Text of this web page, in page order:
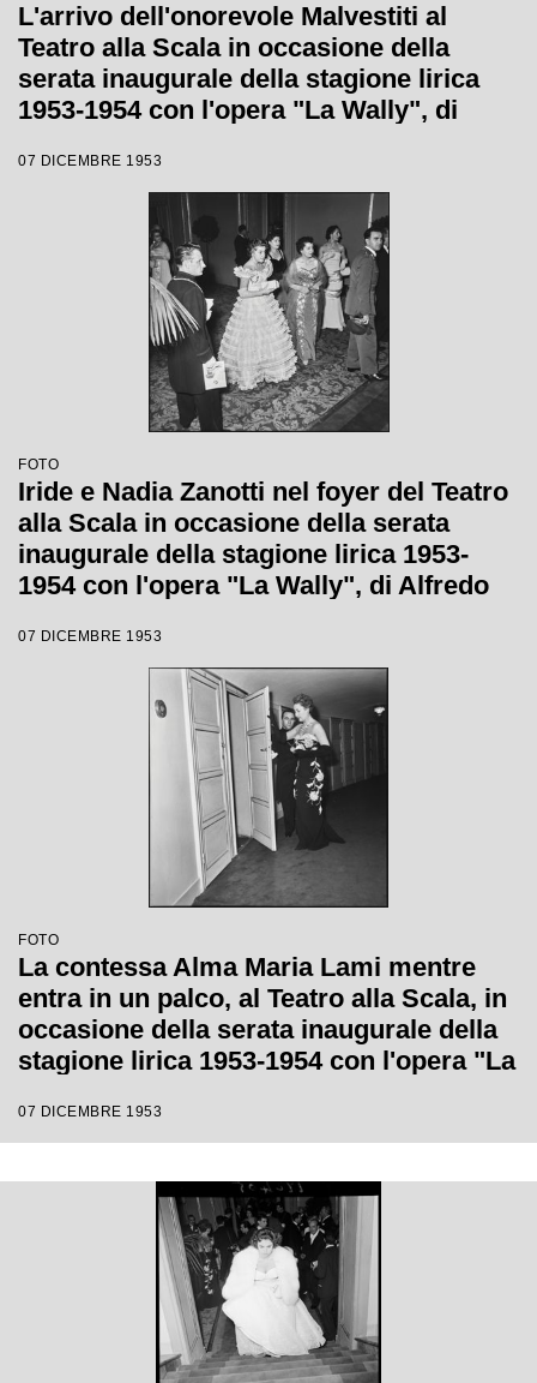
L'arrivo dell'onorevole Malvestiti al
Teatro alla Scala in occasione della
serata inaugurale della stagione lirica
1953-1954 con l'opera "La Wally", di
Giulini, con la regia di Tatiana Pavlova
07 DICEMBRE 1953
FOTO
Iride e Nadia Zanotti nel foyer del Teatro
alla Scala in occasione della serata
inaugurale della stagione lirica 1953-
1954 con l'opera "La Wally", di Alfredo
con la regia di Tatiana Pavlova
07 DICEMBRE 1953
FOTO
La contessa Alma Maria Lami mentre
entra in un palco, al Teatro alla Scala, in
occasione della serata inaugurale della
stagione lirica 1953-1954 con l'opera "La
Carlo Maria Giulini, con la regia di
07 DICEMBRE 1953